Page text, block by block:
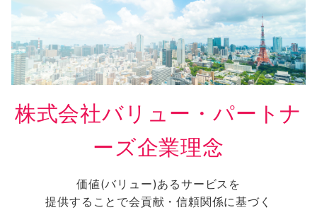
株式会社バリュー・パートナ
ーズ企業理念
価値(バリュー)あるサービスを
提供することで会貢献・信頼関係に基づく